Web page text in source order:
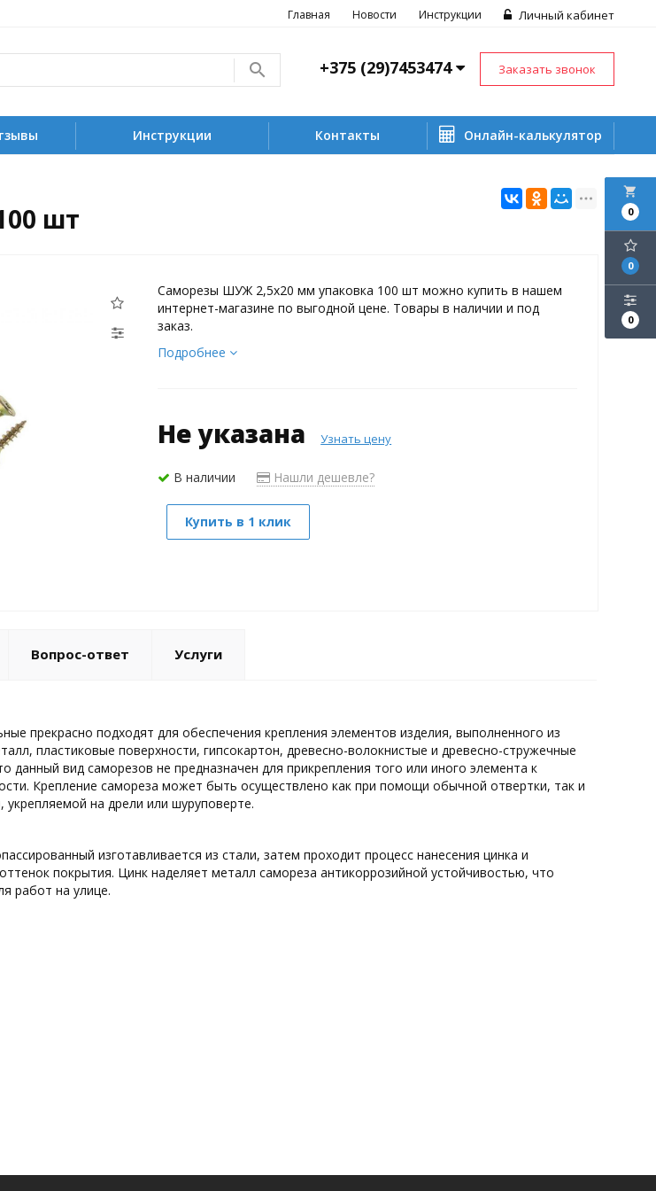
Личный кабинет
Главная Новости Инструкции
+375 (29)7453474 Заказать звонок
Инструкции Контакты Онлайн-калькулятор
шт
local_grocery_store
0
0
0
Саморезы ШУЖ 2,5х20 мм упаковка 100 шт можно купить в нашем
интернет-магазине по выгодной цене. Товары в наличии и под
заказ.
Подробнее
Не указана Узнать цену
В наличии Нашли дешевле?
Купить в 1 клик
Вопрос-ответ Услуги
прекрасно подходят для обеспечения крепления элементов изделия, выполненного из
пластиковые поверхности, гипсокартон, древесно-волокнистые и древесно-стружечные
данный вид саморезов не предназначен для прикрепления того или иного элемента к
Крепление самореза может быть осуществлено как при помощи обычной отвертки, так и
на дрели или шуруповерте.
изготавливается из стали, затем проходит процесс нанесения цинка и
покрытия. Цинк наделяет металл самореза антикоррозийной устойчивостью, что
работ на улице.